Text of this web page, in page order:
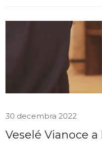
30 decembra 2022
Veselé Vianoce